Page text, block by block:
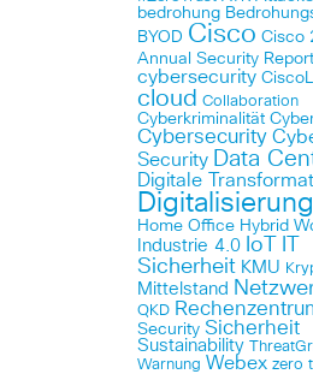
bedrohung
BYOD Cisco Cisco
Annual Security Report
cybersecurity
cloud Collaboration
Cyberkriminalität
Cybersecurity
Security
Data
Digitale
Digitalisierung
Home Office Hybrid
Industrie 4.0 IoT
Sicherheit KMU
Mittelstand
QKD
Security Sicherheit
Sustainability
Warnung Webex zero